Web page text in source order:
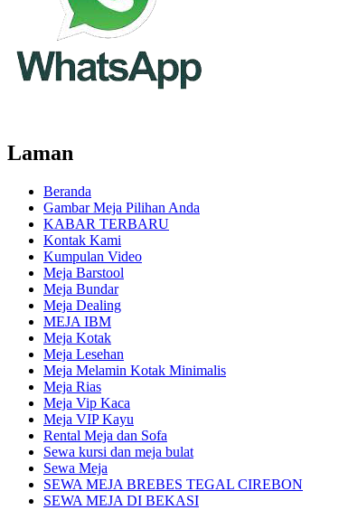
Laman
Beranda
Gambar Meja Pilihan Anda
KABAR TERBARU
Kontak Kami
Kumpulan Video
Meja Barstool
Meja Bundar
Meja Dealing
MEJA IBM
Meja Kotak
Meja Lesehan
Meja Melamin Kotak Minimalis
Meja Rias
Meja Vip Kaca
Meja VIP Kayu
Rental Meja dan Sofa
Sewa kursi dan meja bulat
Sewa Meja
SEWA MEJA BREBES TEGAL CIREBON
SEWA MEJA DI BEKASI